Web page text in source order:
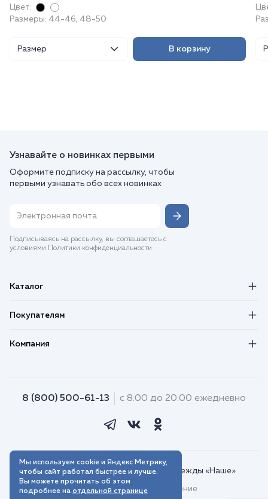
Цвет:
Размеры: 44-46, 48-50
Размер В корзину
Узнавайте о новинках первыми
Оформите подписку на рассылку, чтобы
первыми узнавать обо всех новинках
Подписываясь на рассылку, вы соглашаетесь с
условиями Политики конфиденциальности
Каталог
Покупателям
Компания
8 (800) 500-61-13 с 8:00 до 20:00 ежедневно
© 2018–2026. Интернет-магазин одежды «Наше»
Пользовательское соглашение
Мы используем cookie и Яндекс Метрику,
чтобы сайт работал быстрее и лучше.
Вы можете прочитать об этом
подробнее на отдельной странице